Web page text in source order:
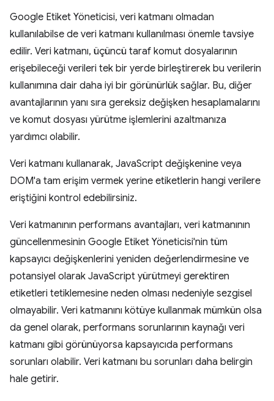
Google Etiket Yöneticisi, veri katmanı olmadan
kullanılabilse de veri katmanı kullanılması önemle tavsiye
edilir. Veri katmanı, üçüncü taraf komut dosyalarının
erişebileceği verileri tek bir yerde birleştirerek bu verilerin
kullanımına dair daha iyi bir görünürlük sağlar. Bu, diğer
avantajlarının yanı sıra gereksiz değişken hesaplamalarını
ve komut dosyası yürütme işlemlerini azaltmanıza
yardımcı olabilir.
Veri katmanı kullanarak, JavaScript değişkenine veya
DOM'a tam erişim vermek yerine etiketlerin hangi verilere
eriştiğini kontrol edebilirsiniz.
Veri katmanının performans avantajları, veri katmanının
güncellenmesinin Google Etiket Yöneticisi'nin tüm
kapsayıcı değişkenlerini yeniden değerlendirmesine ve
potansiyel olarak JavaScript yürütmeyi gerektiren
etiketleri tetiklemesine neden olması nedeniyle sezgisel
olmayabilir. Veri katmanını kötüye kullanmak mümkün olsa
da genel olarak, performans sorunlarının kaynağı veri
katmanı gibi görünüyorsa kapsayıcıda performans
sorunları olabilir. Veri katmanı bu sorunları daha belirgin
hale getirir.